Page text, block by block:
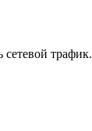
трафик.